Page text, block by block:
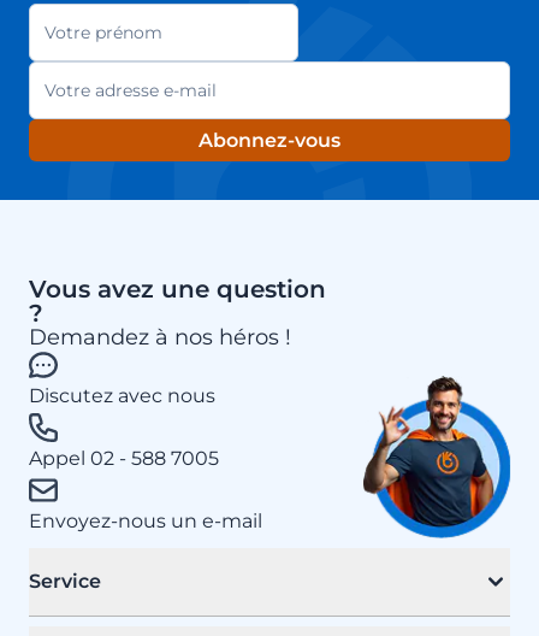
Newsletter
Votre prénom
Adresse mail
Abonnez-vous
Vous avez une question
?
Demandez à nos héros !
Discutez avec nous
Appel 02 - 588 7005
Envoyez-nous un e-mail
Service